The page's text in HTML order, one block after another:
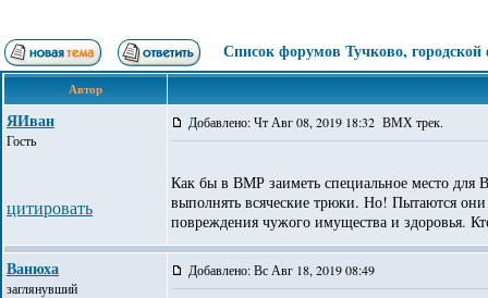
Список форумов Тучково,
Автор
ЯИван
Гость
цитировать
Добавлено: Чт Авг 08, 2019 18:32 ВМХ трек.
Как бы в ВМР заиметь специальное место для
выполнять всяческие трюки. Но! Пытаются
повреждения чужого имущества и здоровья.
Ванюха
заглянувший
Добавлено: Вс Авг 18, 2019 08:49